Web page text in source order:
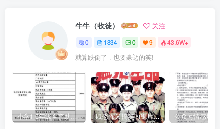
牛牛（收徒） 关注
0 1834 0 9 43.6W+
就算跌倒了，也要豪迈的笑!
小学1-6年级全套助学资源包（9000GB）(超值的精品资源-会员也需单独购买哦) 既恐怖又搞笑的鬼片（10部猛鬼恐怖片都是喜剧片）